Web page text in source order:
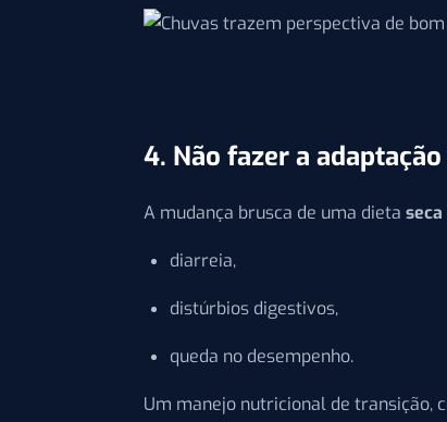
4. Não fazer a
A mudança brusca de uma dieta
diarreia,
distúrbios digestivos,
queda no desempenho.
Um manejo nutricional de transição,